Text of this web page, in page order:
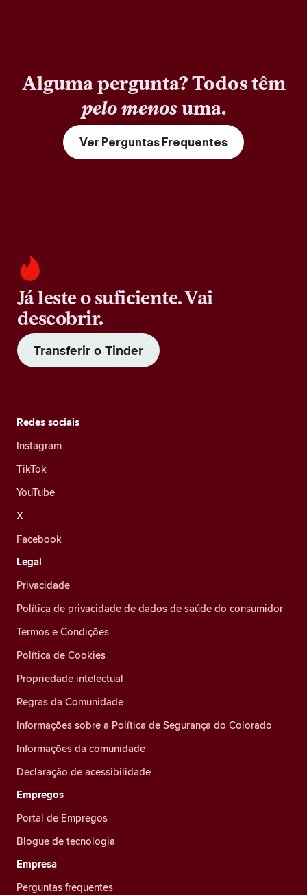
Alguma pergunta? Todos têm
pelo menosuma.
Ver Perguntas Frequentes
Já leste o suficiente. Vai
descobrir.
Transferir o Tinder
Redes sociais
Instagram
TikTok
YouTube
X
Facebook
Legal
Privacidade
Política de privacidade de dados de saúde do consumidor
Termos e Condições
Política de Cookies
Propriedade intelectual
Regras da Comunidade
Informações sobre a Política de Segurança do Colorado
Informações da comunidade
Declaração de acessibilidade
Empregos
Portal de Empregos
Blogue de tecnologia
Empresa
Perguntas frequentes